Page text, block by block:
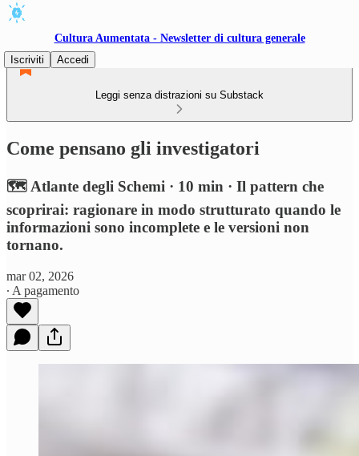
Cultura Aumentata - Newsletter di cultura generale
Iscriviti
Accedi
Leggi senza distrazioni su Substack
Come pensano gli investigatori
🗺️ Atlante degli Schemi · 10 min · Il pattern che
scoprirai: ragionare in modo strutturato quando le
informazioni sono incomplete e le versioni non
tornano.
mar 02, 2026
∙ A pagamento